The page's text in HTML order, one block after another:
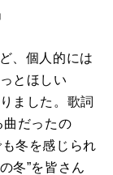
、個人的には
とほしい
ました。歌詞
曲だったの
冬を感じられ
冬”を皆さん